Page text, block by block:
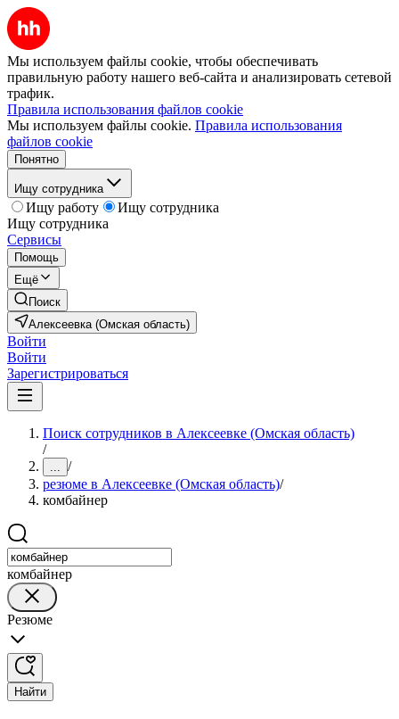
Мы используем файлы cookie, чтобы обеспечивать
правильную работу нашего веб-сайта и анализировать сетевой
трафик.
Правила использования файлов cookie
Мы используем файлы cookie. Правила использования
файлов cookie
Понятно
Ищу сотрудника
Ищу работу
Ищу сотрудника
Ищу сотрудника
Сервисы
Помощь
Ещё
Поиск
Алексеевка (Омская область)
Войти
Войти
Зарегистрироваться
Поиск сотрудников в Алексеевке (Омская область)
/
... /
резюме в Алексеевке (Омская область)/
комбайнер
комбайнер
Резюме
Найти